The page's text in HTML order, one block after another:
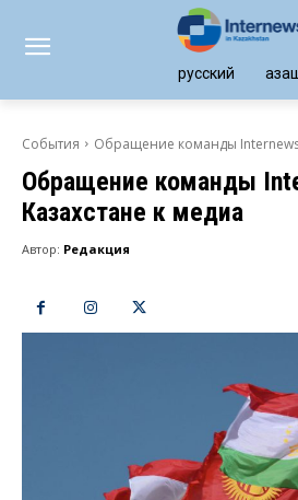
русский
События Обращение команды Internews
Обращение команды
Казахстане к медиа
Автор: Редакция